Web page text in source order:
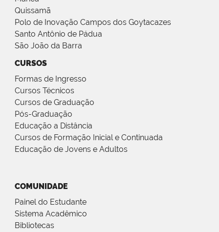
Quissamã
Polo de Inovação Campos dos Goytacazes
Santo Antônio de Pádua
São João da Barra
CURSOS
Formas de Ingresso
Cursos Técnicos
Cursos de Graduação
Pós-Graduação
Educação a Distância
Cursos de Formação Inicial e Continuada
Educação de Jovens e Adultos
COMUNIDADE
Painel do Estudante
Sistema Acadêmico
Bibliotecas